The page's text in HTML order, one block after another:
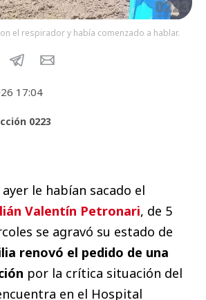
el respirador y había comenzado a hablar.
17:04
0223
le habían sacado el
Valentín Petronari, de 5
se agravó su estado de
renovó el pedido de una
por la crítica situación del
en el Hospital